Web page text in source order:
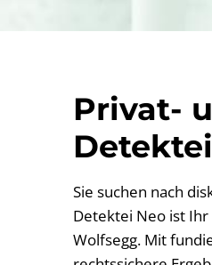
Privat-
Sie suchen nach
Detektei Neo ist
Wolfsegg. Mit